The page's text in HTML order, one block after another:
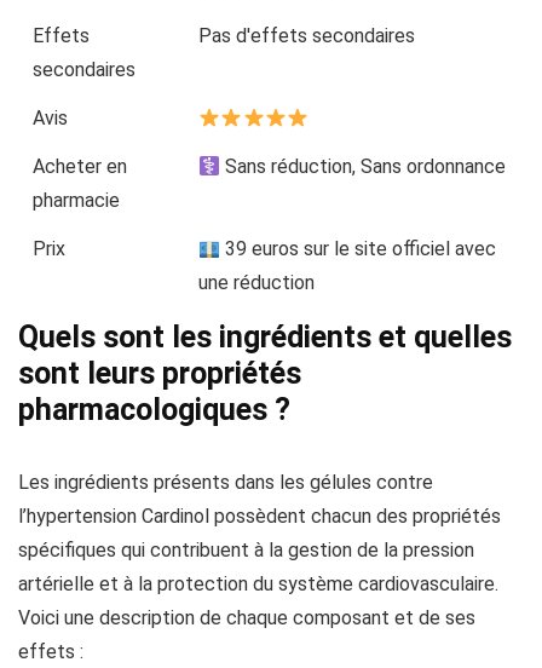
Effets
secondaires
Pas d'effets secondaires
Avis
Acheter en
pharmacie
Sans réduction, Sans ordonnance
Prix
39 euros sur le site officiel avec
une réduction
Quels sont les ingrédients et quelles
sont leurs propriétés
pharmacologiques ?
Les ingrédients présents dans les gélules contre
l’hypertension Cardinol possèdent chacun des propriétés
spécifiques qui contribuent à la gestion de la pression
artérielle et à la protection du système cardiovasculaire.
Voici une description de chaque composant et de ses
effets :